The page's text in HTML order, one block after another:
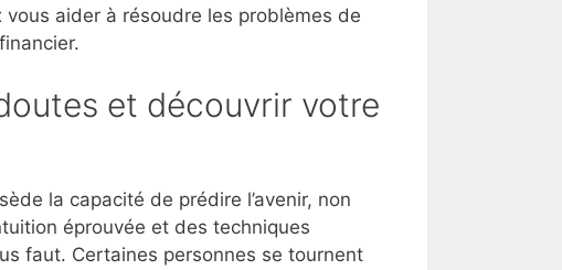
aider à résoudre les problèmes de
et découvrir votre
la capacité de prédire l’avenir, non
éprouvée et des techniques
faut. Certaines personnes se tournent